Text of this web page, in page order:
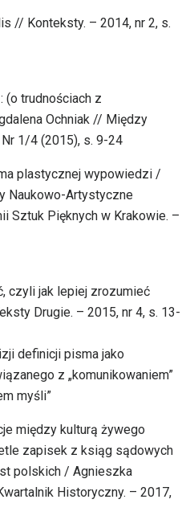
// Konteksty. – 2014, nr 2, s.
(o trudnościach z
Ochniak // Między
Nr 1/4 (2015), s. 9-24
plastycznej wypowiedzi /
Naukowo-Artystyczne
Sztuk Pięknych w Krakowie. –
czyli jak lepiej zrozumieć
Drugie. – 2015, nr 4, s. 13-
definicji pisma jako
z „komunikowaniem”
myśli”
między kulturą żywego
zapisek z ksiąg sądowych
polskich / Agnieszka
Historyczny. – 2017,